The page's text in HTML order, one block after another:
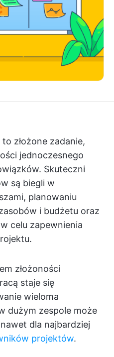
złożone zadanie,
jednoczesnego
Skuteczni
są biegli w
planowaniu
i budżetu oraz
celu zapewnienia
złożoności
staje się
wieloma
dużym zespole może
dla najbardziej
projektów.